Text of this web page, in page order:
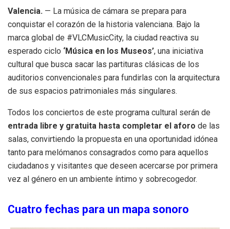
Valencia. — La música de cámara se prepara para
conquistar el corazón de la historia valenciana. Bajo la
marca global de #VLCMusicCity, la ciudad reactiva su
esperado ciclo ‘Música en los Museos’, una iniciativa
cultural que busca sacar las partituras clásicas de los
auditorios convencionales para fundirlas con la arquitectura
de sus espacios patrimoniales más singulares.
Todos los conciertos de este programa cultural serán de
entrada libre y gratuita hasta completar el aforo de las
salas, convirtiendo la propuesta en una oportunidad idónea
tanto para melómanos consagrados como para aquellos
ciudadanos y visitantes que deseen acercarse por primera
vez al género en un ambiente íntimo y sobrecogedor.
Cuatro fechas para un mapa sonoro